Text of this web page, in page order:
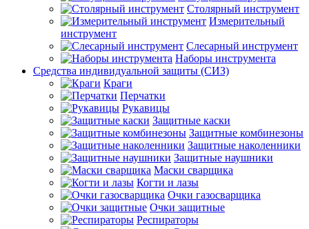
Столярный инструмент
Измерительный
инструмент
Слесарный инструмент
Наборы инструмента
Средства индивидуальной защиты (СИЗ)
Краги
Перчатки
Рукавицы
Защитные каски
Защитные комбинезоны
Защитные наколенники
Защитные наушники
Маски сварщика
Когти и лазы
Очки газосварщика
Очки защитные
Респираторы